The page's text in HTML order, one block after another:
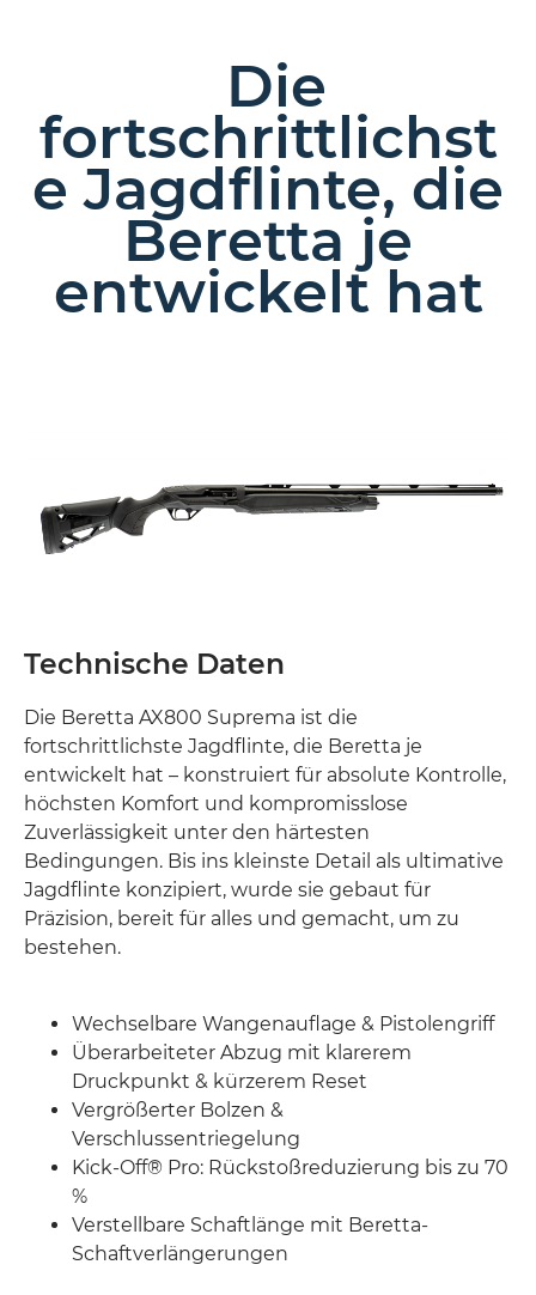
Die
fortschrittlichst
e Jagdflinte, die
Beretta je
entwickelt hat
Technische Daten
Die Beretta AX800 Suprema ist die
fortschrittlichste Jagdflinte, die Beretta je
entwickelt hat – konstruiert für absolute Kontrolle,
höchsten Komfort und kompromisslose
Zuverlässigkeit unter den härtesten
Bedingungen. Bis ins kleinste Detail als ultimative
Jagdflinte konzipiert, wurde sie gebaut für
Präzision, bereit für alles und gemacht, um zu
bestehen.
Wechselbare Wangenauflage & Pistolengriff
Überarbeiteter Abzug mit klarerem
Druckpunkt & kürzerem Reset
Vergrößerter Bolzen &
Verschlussentriegelung
Kick-Off® Pro: Rückstoßreduzierung bis zu 70
%
Verstellbare Schaftlänge mit Beretta-
Schaftverlängerungen